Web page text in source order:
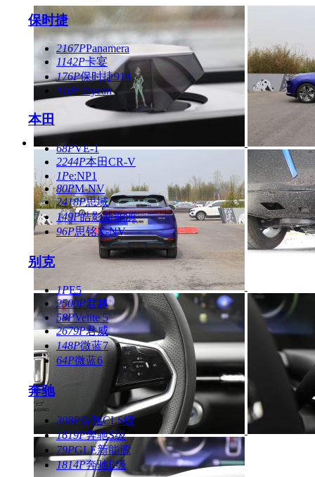
保时捷
2167PPanamera
1142P卡宴
176P保时捷918
110PTaycan
本田
68PVE-1
2244P本田CR-V
1Pe:NP1
80PM-NV
2418P思域
149P皓影新能源
96P思铭X-NV
别克
1PE5
2500P君越
58PVelite 5
2679P君威
148P微蓝7
64P微蓝6
奔驰
308P奔驰CLS级
1619P奔驰S级
79PGLE新能源
1814P奔驰E级